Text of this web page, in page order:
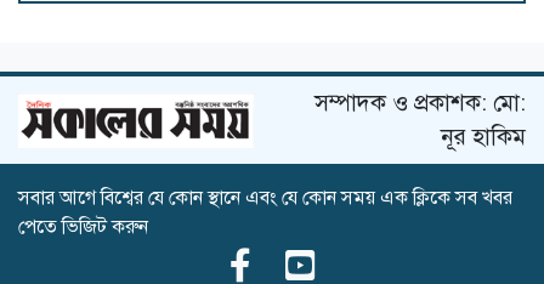
রথযাত্রা ও ধর্মীয় সম্প্রীতি
অপরিকল্পিত নগরায়ণে ডুবছে
সম্পাদক ও প্রকাশক: মো:
নূর হাকিম
সবার আগে বিশ্বের যে কোন স্থানে এবং যে কোন সময় এক ক্লিকে সব খবর
পেতে ভিজিট করুন